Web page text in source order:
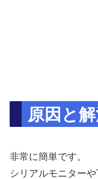
原因と
非常に簡単です。
シリアルモニター